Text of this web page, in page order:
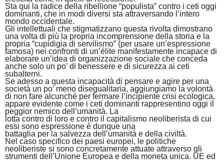
Sta qui la radice della ribellione “populista” contro i ceti oggi
dominanti, che in modi diversi sta attraversando l’intero
mondo occidentale.
Gli intellettuali che stigmatizzano questa rivolta dimostrano
una volta di più la propria incomprensione della storia e la
propria “cupidigia di servilismo” (per usare un’espressione
famosa) nei confronti di un’élite manifestamente incapace di
elaborare un’idea di organizzazione sociale che conceda
anche solo un po’ di benessere e di sicurezza ai ceti
subalterni.
Se adesso a questa incapacità di pensare e agire per una
società un po’ meno disegualitaria, aggiungiamo la volontà
di non fare alcunché per fermare l’incipiente crisi ecologica,
appare evidente come i ceti dominanti rappresentino oggi il
peggior nemico dell’umanità. La
lotta contro di loro e contro il capitalismo neoliberista di cui
essi sono espressione è dunque una
battaglia per la salvezza dell’umanità e della civiltà.
Nel caso specifico dei paesi europei, le politiche
neoliberiste si sono concretamente attuate attraverso gli
strumenti dell’Unione Europea e della moneta unica. UE ed